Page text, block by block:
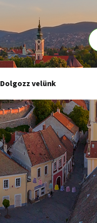
Dolgozz velünk